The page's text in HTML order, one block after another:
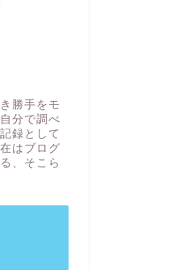
勝手をモ
分で調べ
録として
はブログ
、そこら